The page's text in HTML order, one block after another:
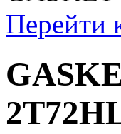
Перейти